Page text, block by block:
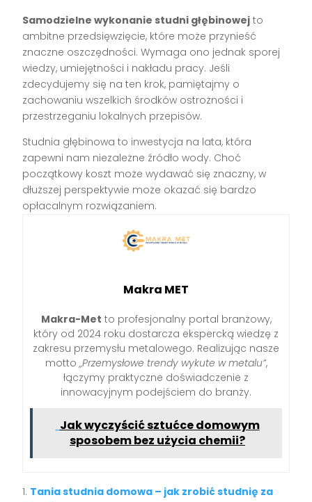
Samodzielne wykonanie studni głębinowej to
ambitne przedsięwzięcie, które może przynieść
znaczne oszczędności. Wymaga ono jednak sporej
wiedzy, umiejętności i nakładu pracy. Jeśli
zdecydujemy się na ten krok, pamiętajmy o
zachowaniu wszelkich środków ostrożności i
przestrzeganiu lokalnych przepisów.
Studnia głębinowa to inwestycja na lata, która
zapewni nam niezależne źródło wody. Choć
początkowy koszt może wydawać się znaczny, w
dłuższej perspektywie może okazać się bardzo
opłacalnym rozwiązaniem.
Makra MET
Makra-Met to profesjonalny portal branżowy,
który od 2024 roku dostarcza ekspercką wiedzę z
zakresu przemysłu metalowego. Realizując nasze
motto„Przemysłowe trendy wykute w metalu”,
łączymy praktyczne doświadczenie z
innowacyjnym podejściem do branży.
Jak wyczyścić sztućce domowym
sposobem bez użycia chemii?
Tania studnia domowa – jak zrobić studnię za